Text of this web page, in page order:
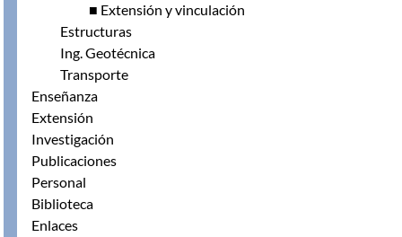
■ Extensión y vinculación
Estructuras
Ing. Geotécnica
Transporte
Enseñanza
Extensión
Investigación
Publicaciones
Personal
Biblioteca
Enlaces